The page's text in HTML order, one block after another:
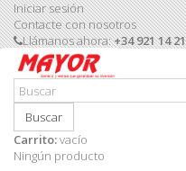
Iniciar sesión
Contacte con nosotros
Llámanos ahora:+34 921 14
Buscar
Carrito:vacío
Ningún producto